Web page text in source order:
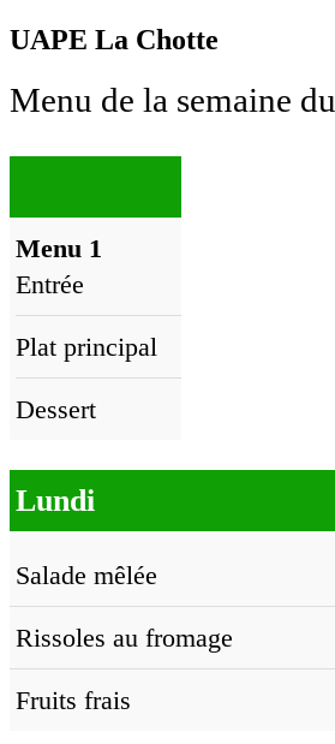
UAPE La Chotte
Menu de la semaine du
Menu 1
Entrée
Plat principal
Dessert
Lundi
Salade mêlée
Rissoles au fromage
Fruits frais